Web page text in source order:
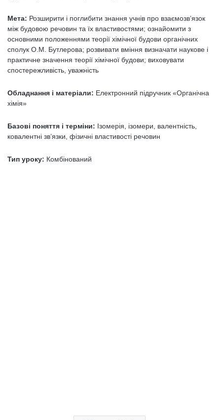
Мета: Розширити і поглибити знання учнів про взаємозв’язок
між будовою речовин та їх властивостями; ознайомити з
основними положеннями теорії хімічної будови органічних
сполук О.М. Бутлерова; розвивати вміння визначати наукове і
практичне значення теорії хімічної будови; виховувати
спостережливість, уважність
Обладнання і матеріали: Електронний підручник «Органічна
хімія»
Базові поняття і терміни: Ізомерія, ізомери, валентність,
ковалентні зв’язки, фізичні властивості речовин
Тип уроку: Комбінований